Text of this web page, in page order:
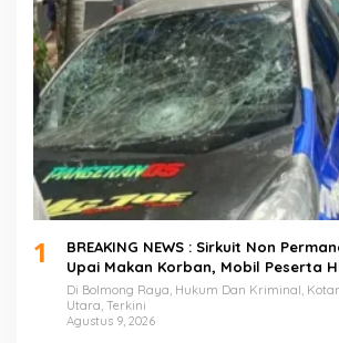
1
BREAKING NEWS : Sirkuit Non
Upai Makan Korban, Mobil Peserta
Tabrak Penonton
Di Bolmong Raya, Hukum Dan Kriminal,
Utara, Terkini
Agustus 9, 2026